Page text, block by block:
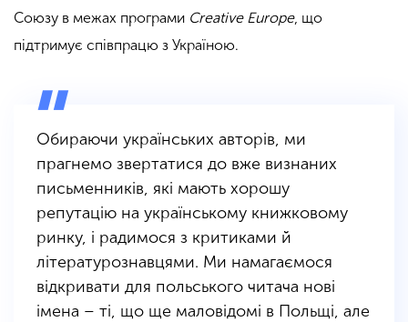
Союзу в межах програми Creative Europe, що
підтримує співпрацю з Україною.
Обираючи українських авторів, ми
прагнемо звертатися до вже визнаних
письменників, які мають хорошу
репутацію на українському книжковому
ринку, і радимося з критиками й
літературознавцями. Ми намагаємося
відкривати для польського читача нові
імена – ті, що ще маловідомі в Польщі, але